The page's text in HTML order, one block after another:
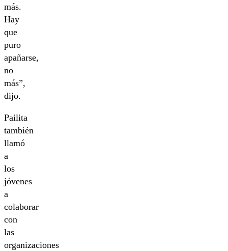
más.
Hay
que
puro
apañarse,
no
más”,
dijo.
Pailita
también
llamó
a
los
jóvenes
a
colaborar
con
las
organizaciones